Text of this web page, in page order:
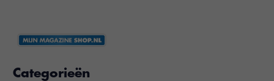
Categorieën